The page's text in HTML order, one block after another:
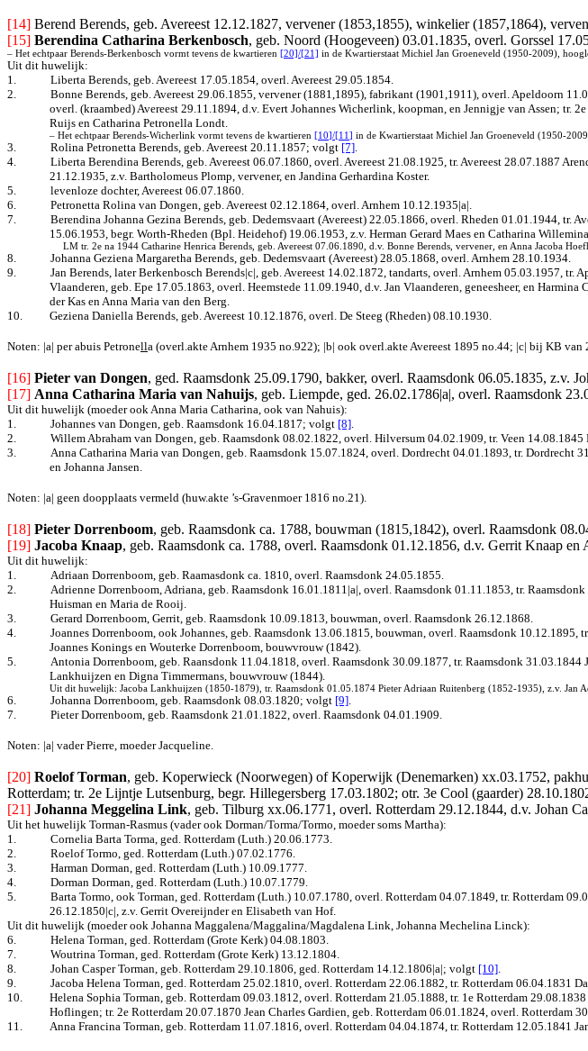
[14] Berend Berends, geb. Avereest 12.12.1827, vervener (1853,1855), winkelier (1857,1864),
[15] Berendina Catharina Berkenbosch, geb. Noord (Hoogeveen) 03.01.1835, overl. Gorssel
– Het echtpaar Berends-Berkenbosch vormt tevens de kwartieren [20]/[21] in de Kwartierstaat Michiel Jan Groeneveld (1950-2009),
Uit dit huwelijk:
1.
Liberta Berends, geb. Avereest 17.05.1854, overl. Avereest 29.05.1854.
2.
Bonne Berends, geb. Avereest 29.06.1855, vervener (1881,1895), fabrikant (1901,1911), overl. Apeldoorn
overl. (kraambed) Avereest 29.11.1894 , d.v. Evert Johannes Wicherlink, koopman, en Jennigje van Assen;tr.
Ruijs en Catharina Petronella Londt.
– Het echtpaar Berends-Wicherlink vormt tevens de kwartieren [10]/[11] in de Kwartierstaat Michiel Jan Groeneveld (1950-
3. Rolina Petronetta Berends, geb. Avereest 20.11.1857; volgt [7]
4.
Liberta Berendina Berends, geb. Avereest 06.07.1860, overl. Avereest 21.08.1925, tr. Avereest 28.07.1887
21.12.1935, z.v. Bartholomeus Plomp, vervener, en Jandina Gerhardina Koster.
5.
levenloze dochter, Avereest 06.07.1860.
6.
Petronetta Rolina van Dongen, geb. Avereest 02.12.1864, overl. Arnhem 10.12.1935|a|.
7.
Berendina Johanna Gezina Berends, geb. Dedemsvaart (Avereest) 22.05.1866, overl. Rheden 01.01.1944,
15.06.1953, begr. Worth-Rheden (Bpl. Heidehof) 19.06.1953, z.v. Herman Gerard Maes en Catharina
LM tr. 2e na 1944 Catharine Henrica Berends, geb. Avereest 07.06.1890, d.v. Bonne Berends, vervener, en Anna Jacoba
8.
Johanna Geziena Margaretha Berends, geb. Dedemsvaart (Avereest) 28.05.1868, overl. Arnhem 28.10.1934.
9.
Jan Berends, later Berkenbosch Berends|c|, geb. Avereest 14.02.1872, tandarts, overl. Arnhem 05.03.1957,
Vlaanderen, geb. Epe 17.05.1863, overl. Heemstede 11.09.1940, d.v. Jan Vlaanderen, geneesheer, en
der Kas en Anna Maria van den Berg.
10.
Geziena Daniella Berends, geb. Avereest 10.12.1876, overl. De Steeg (Rheden) 08.10.1930.
Noten: |a| per abuis Petronella (overl.akte Arnhem 1935 no.922); |b| ook overl.akte Avereest 1895 no.44; |c| bij KB van
[16] Pieter van Dongen, ged. Raamsdonk 25.09.1790, bakker, overl. Raamsdonk 06.05.1835, z.v.
[17] Anna Catharina Maria van Nahuijs, geb. Liempde, ged. 26.02.1786|a|, overl. Raamsdonk
Uit dit huwelijk (moeder ook Anna Maria Catharina, ook van Nahuis):
1.
Johannes van Dongen, geb. Raamsdonk 16.04.1817; volgt [8]
2.
Willem Abraham van Dongen, geb. Raamsdonk 08.02.1822, overl. Hilversum 04.02.1909, tr. Veen
3.
Anna Catharina Maria van Dongen, geb. Raamsdonk 15.07.1824, overl. Dordrecht 04.01.1893, tr.
en Johanna Jansen.
Noten: |a| geen doopplaats vermeld (huw.akte ’s-Gravenmoer 1816 no.21).
[18] Pieter Dorrenboom, geb. Raamsdonk ca. 1788, bouwman (1815,1842), overl. Raamsdonk
[19] Jacoba Knaap, geb. Raamsdonk ca. 1788, overl. Raamsdonk 01.12.1856, d.v. Gerrit Knaap en
Uit dit huwelijk:
1.
Adriaan Dorrenboom, geb. Raamasdonk ca. 1810, overl. Raamsdonk 24.05.1855.
2.
Adrienne Dorrenboom, Adriana, geb. Raamsdonk 16.01.1811|a|, overl. Raamsdonk 01.11.1853, tr.
Huisman en Maria de Rooij.
3.
Gerard Dorrenboom, Gerrit, geb. Raamsdonk 10.09.1813, bouwman, overl. Raamsdonk 26.12.1868.
4.
Joannes Dorrenboom, ook Johannes, geb. Raamsdonk 13.06.1815, bouwman, overl. Raamsdonk
Joannes Konings en Wouterke Dorrenboom, bouwvrouw (1842).
5.
Antonia Dorrenboom, geb. Raansdonk 11.04.1818, overl. Raamsdonk 30.09.1877, tr. Raamsdonk
Lankhuijzen en Digna Timmermans, bouwvrouw (1844).
Uit dit huwelijk: Jacoba Lankhuijzen (1850-1879), tr. Raamsdonk 01.05.1874 Pieter Adriaan Ruitenberg (1852-1935), z.v. Jan
6. Johanna Dorrenboom, geb. Raamsdonk 08.03.1820; volgt [9]
7.
Pieter Dorrenboom, geb. Raamsdonk 21.01.1822, overl. Raamsdonk 04.01.1909.
Noten: |a| vader Pierre, moeder Jacqueline.
[20] Roelof Torman, geb. Koperwieck (Noorwegen) of Koperwijk (Denemarken) xx.03.1752,
Rotterdam; tr. 2e Lijntje Lutsenburg, begr. Hillegersberg 17.03.1802; otr. 3e Cool (gaarder)
[21] Johanna Meggelina Link, geb. Tilburg xx.06.1771, overl. Rotterdam 29.12.1844, d.v. Johan
Uit het huwelijk Torman-Rasmus (vader ook Dorman/Torma/Tormo, moeder soms Martha):
1.
Cornelia Barta Torma, ged. Rotterdam (Luth.) 20.06.1773.
2.
Roelof Tormo, ged. Rotterdam (Luth.) 07.02.1776.
3.
Harman Dorman, ged. Rotterdam (Luth.) 10.09.1777.
4.
Dorman Dorman, ged. Rotterdam (Luth.) 10.07.1779.
5.
Barta Tormo, ook Torman, ged. Rotterdam (Luth.) 10.07.1780, overl. Rotterdam 04.07.1849, tr. Rotterdam
26.12.1850|c|, z.v. Gerrit Overeijnder en Elisabeth van Hof.
Uit dit huwelijk (moeder ook Johanna Maggalena/Maggalina/Magdalena Link, Johanna Mechelina Linck):
6.
Helena Torman, ged. Rotterdam (Grote Kerk) 04.08.1803.
7.
Woutrina Torman, ged. Rotterdam (Grote Kerk) 13.12.1804.
8.
Johan Casper Torman, geb. Rotterdam 29.10.1806, ged. Rotterdam 14.12.1806|a|; volgt [10]
9.
Jacoba Helena Torman, ged. Rotterdam 25.02.1810, overl. Rotterdam 22.06.1882, tr. Rotterdam
10.
Helena Sophia Torman, geb. Rotterdam 09.03.1812, overl. Rotterdam 21.05.1888, tr. 1e Rotterdam
Hoflingen; tr. 2e Rotterdam 20.07.1870 Jean Charles Gardien, geb. Rotterdam 06.01.1824, overl. Rotterdam
11.
Anna Francina Torman, geb. Rotterdam 11.07.1816, overl. Rotterdam 04.04.1874, tr. Rotterdam 12.05.1841